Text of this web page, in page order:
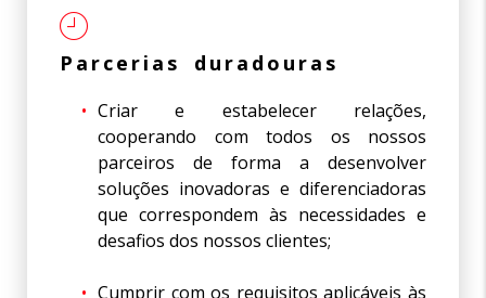
Parcerias duradouras
Criar e estabelecer relações,
cooperando com todos os nossos
parceiros de forma a desenvolver
soluções inovadoras e diferenciadoras
que correspondem às necessidades e
desafios dos nossos clientes;
Cumprir com os requisitos aplicáveis às